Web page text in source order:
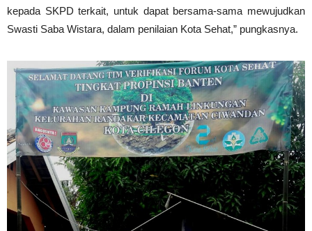
kepada SKPD terkait, untuk dapat bersama-sama mewujudkan
Swasti Saba Wistara, dalam penilaian Kota Sehat,” pungkasnya.